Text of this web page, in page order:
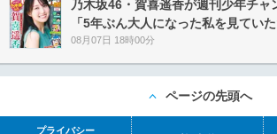
乃木坂46・賀喜遥香が週刊少年チャ
「5年ぶん大人になった私を見ていた
08月07日 18時00分
ページの先頭へ
プライバシー